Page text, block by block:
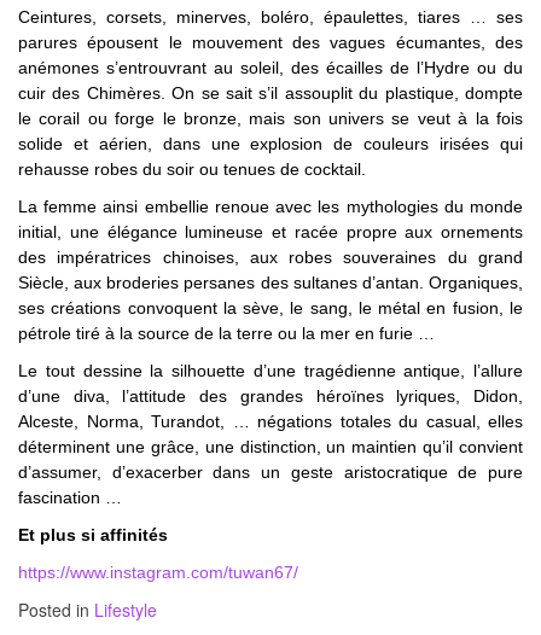
Ceintures, corsets, minerves, boléro, épaulettes, tiares … ses
parures épousent le mouvement des vagues écumantes, des
anémones s’entrouvrant au soleil, des écailles de l’Hydre ou du
cuir des Chimères. On se sait s’il assouplit du plastique, dompte
le corail ou forge le bronze, mais son univers se veut à la fois
solide et aérien, dans une explosion de couleurs irisées qui
rehausse robes du soir ou tenues de cocktail.
La femme ainsi embellie renoue avec les mythologies du monde
initial, une élégance lumineuse et racée propre aux ornements
des impératrices chinoises, aux robes souveraines du grand
Siècle, aux broderies persanes des sultanes d’antan. Organiques,
ses créations convoquent la sève, le sang, le métal en fusion, le
pétrole tiré à la source de la terre ou la mer en furie …
Le tout dessine la silhouette d’une tragédienne antique, l’allure
d’une diva, l’attitude des grandes héroïnes lyriques, Didon,
Alceste, Norma, Turandot, … négations totales du casual, elles
déterminent une grâce, une distinction, un maintien qu’il convient
d’assumer, d’exacerber dans un geste aristocratique de pure
fascination …
Et plus si affinités
https://www.instagram.com/tuwan67/
Posted in Lifestyle